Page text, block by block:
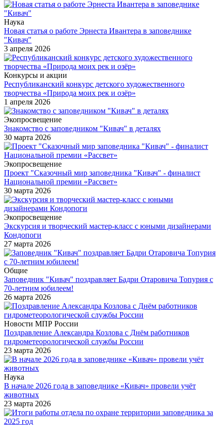
Наука
Новая статья о работе Эрнеста Ивантера в заповеднике
"Кивач"
3 апреля 2026
Конкурсы и акции
Республиканский конкурс детского художественного
творчества «Природа моих рек и озёр»
1 апреля 2026
Экопросвещение
Знакомство с заповедником "Кивач" в деталях
30 марта 2026
Экопросвещение
Проект "Сказочный мир заповедника "Кивач" - финалист
Национальной премии «Рассвет»
30 марта 2026
Экопросвещение
Экскурсия и творческий мастер-класс с юными дизайнерами
Кондопоги
27 марта 2026
Общие
Заповедник "Кивач" поздравляет Бадри Отаровича Топурия с
70-летним юбилеем!
26 марта 2026
Новости МПР России
Поздравление Александра Козлова с Днём работников
гидрометеорологической службы России
23 марта 2026
Наука
В начале 2026 года в заповеднике «Кивач» провели учёт
животных
23 марта 2026